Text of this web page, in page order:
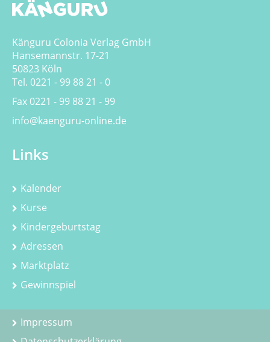
Känguru Colonia Verlag GmbH
Hansemannstr. 17-21
50823 Köln
Tel. 0221 - 99 88 21 - 0
Fax 0221 - 99 88 21 - 99
info@kaenguru-online.de
Links
Kalender
Kurse
Kindergeburtstag
Adressen
Marktplatz
Gewinnspiel
Impressum